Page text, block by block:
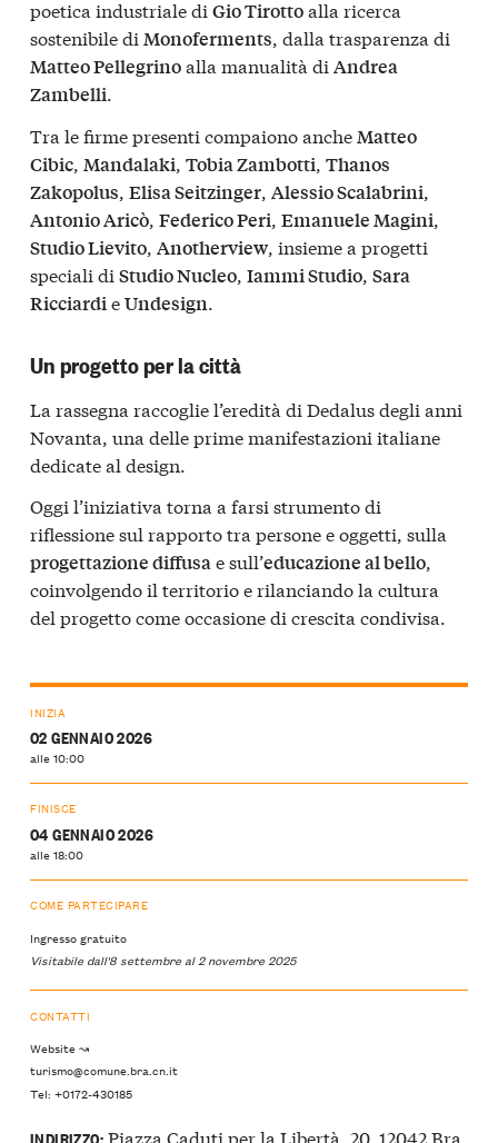
poetica industriale di Gio Tirottoalla ricerca
sostenibile di Monoferments, dalla trasparenza di
Matteo Pellegrinoalla manualità di Andrea
Zambelli.
Tra le firme presenti compaiono anche Matteo
Cibic Mandalaki Tobia Zambotti Thanos
Zakopolus Elisa Seitzinger Alessio Scalabrini
Antonio Aricò Federico Peri Emanuele Magini
Studio Lievito Anotherview, insieme a progetti
speciali di Studio Nucleo Iammi Studio Sara
Ricciardi eUndesign
Un progetto per la città
La rassegna raccoglie l’eredità di Dedalus degli anni
Novanta, una delle prime manifestazioni italiane
dedicate al design.
Oggi l’iniziativa torna a farsi strumento di
riflessione sul rapporto tra persone e oggetti, sulla
progettazione diffusae sull’educazione al bello,
coinvolgendo il territorio e rilanciando la cultura
del progetto come occasione di crescita condivisa.
INIZIA
02 GENNAIO 2026
alle 10:00
FINISCE
04 GENNAIO 2026
alle 18:00
COME PARTECIPARE
Ingresso gratuito
Visitabile dall'8 settembre al 2 novembre 2025
CONTATTI
Website ↝
turismo@comune.bra.cn.it
Tel: +0172-430185
INDIRIZZO:Piazza Caduti per la Libertà, 20, 12042 Bra,